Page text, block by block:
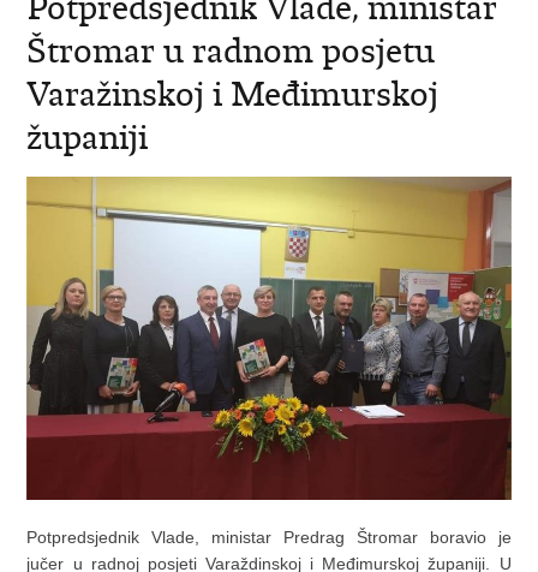
Štromar u radnom posjetu
Varažinskoj i Međimurskoj
županiji
Potpredsjednik Vlade, ministar Predrag Štromar boravio je
jučer u radnoj posjeti Varaždinskoj i Međimurskoj županiji. U